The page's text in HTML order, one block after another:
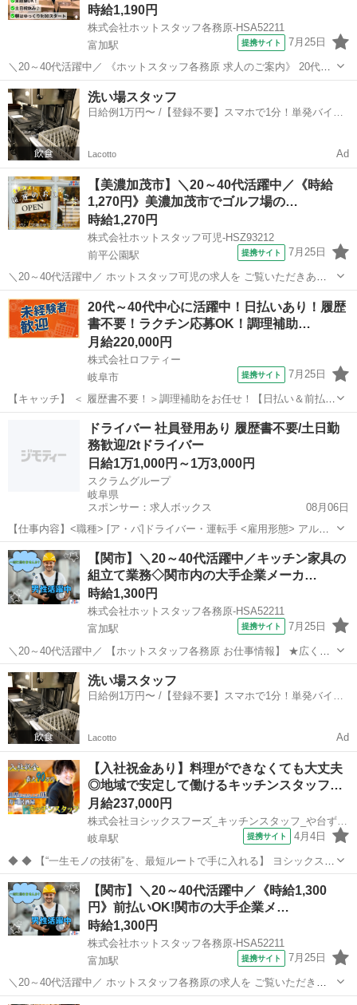
時給1,190円
株式会社ホットスタッフ各務原-HSA52211
富加駅
提携サイト 7月25日
＼20～40代活躍中／ 《ホットスタッフ各務原 求人のご案内》 20代・
30代はもちろん40代・50代まで男女活躍中★ ☆★魅力た〜っぷりなオ
シゴトが出ました★☆ ★朝9時からのゆっくりスタート ★土日祝休み
★残業あり・...
岐阜 関市 富加駅
洗い場スタッフ
日給例1万円〜 /【登録不要】スマホで1分！単発バイト
Lacotto Ad
【美濃加茂市】＼20～40代活躍中／《時給
1,270円》美濃加茂市でゴルフ場の…
時給1,270円
株式会社ホットスタッフ可児-HSZ93212
前平公園駅
提携サイト 7月25日
＼20～40代活躍中／ ホットスタッフ可児の求人を ご覧いただきあり
がとうございます▼・ω・▽ ----------------------------------------- ●未経験でも
安心の簡単な接客業務♪ ...
岐阜 美濃加茂市 前平公園駅 レストラン
20代～40代中心に活躍中！日払いあり！履歴
書不要！ラクチン応募OK！調理補助…
月給220,000円
株式会社ロフティー
岐阜市
提携サイト 7月25日
【キャッチ】 ＜ 履歴書不要！＞調理補助をお任せ！【日払い＆前払い
あり】高月給220000円！未経験OK！ 【コメント】 ＊未経験からお仕
事にチャレンジしたい方 ＊経験を活かしてさらにスキルアップしたい
方 ＊扶養内で...
キッチン
ドライバー 社員登用あり 履歴書不要/土日勤
務歓迎/2tドライバー
日給1万1,000円～1万3,000円
スクラムグループ
岐阜県
スポンサー：求人ボックス
08月06日
【仕事内容】<職種> [ア・パ]ドライバー・運転手 <雇用形態> アルバ
イト・パート <給与> [ア・パ]日給11,000円～13,000円 給与詳細 ・2t
ドライバー/ 日給11,000円～13,000円+歩合給 昇給あり 配送...
アルバイト・パート
【関市】＼20～40代活躍中／キッチン家具の
組立て業務◇関市内の大手企業メーカ…
時給1,300円
株式会社ホットスタッフ各務原-HSA52211
富加駅
提携サイト 7月25日
＼20～40代活躍中／ 【ホットスタッフ各務原 お仕事情報】 ★広くて
キレイな職場♪ ★仕事とプライベートの両立もできる!! 土日祝休みで
残業もほぼありません♪ <> ・作られていく工程に興味がある方 ・大手
企業で安心し...
岐阜 関市 富加駅
洗い場スタッフ
日給例1万円〜 /【登録不要】スマホで1分！単発バイト
Lacotto Ad
【入社祝金あり】料理ができなくても大丈夫
◎地域で安定して働けるキッチンスタッフ…
月給237,000円
株式会社ヨシックスフーズ_キッチンスタッフ_や台ずし JR岐阜駅前町(正社員)
岐阜駅
提携サイト 4月4日
◆ ◆ 【“一生モノの技術”を、最短ルートで手に入れる】 ヨシックスフ
ーズが運営する寿司居酒屋「や台ずし」では、 鮮魚の一部を加工済み
の状態で仕入れることで仕込みの負担を大幅に削減しています。 入社
後は余計な工程に時間...
岐阜 岐阜市 岐阜駅 キッチン
【関市】＼20～40代活躍中／《時給1,300
円》前払いOK!関市の大手企業メ…
時給1,300円
株式会社ホットスタッフ各務原-HSA52211
富加駅
提携サイト 7月25日
＼20～40代活躍中／ ホットスタッフ各務原の求人を ご覧いただきあ
りがとうございます▼・ω・▽